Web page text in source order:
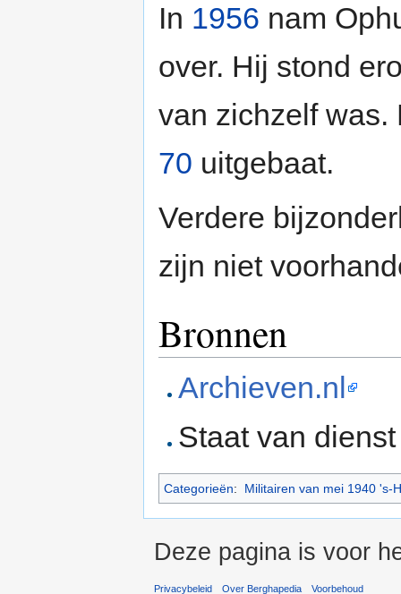
In 1956 nam
over. Hij stond
van zichzelf
70 uitgebaat.
Verdere
zijn niet
Bronnen
Archieven.nl
Staat van
Categorieën: Militairen van mei 1940 's-
Deze pagina is voor
Privacybeleid Over Berghapedia Voorbehoud